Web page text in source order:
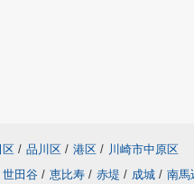
区 / 品川区 / 港区 / 川崎市中原区
世田谷 / 恵比寿 / 赤堤 / 成城 / 南馬